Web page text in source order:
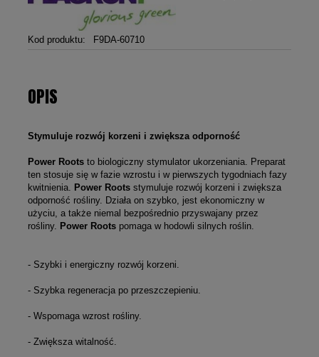
Kod produktu: F9DA-60710
OPIS
Stymuluje rozwój korzeni i zwiększa odporność
Power Roots to biologiczny stymulator ukorzeniania. Preparat
ten stosuje się w fazie wzrostu i w pierwszych tygodniach fazy
kwitnienia. Power Roots stymuluje rozwój korzeni i zwiększa
odporność rośliny. Działa on szybko, jest ekonomiczny w
użyciu, a także niemal bezpośrednio przyswajany przez
rośliny. Power Roots pomaga w hodowli silnych roślin.
- Szybki i energiczny rozwój korzeni.
- Szybka regeneracja po przeszczepieniu.
- Wspomaga wzrost rośliny.
- Zwiększa witalność.